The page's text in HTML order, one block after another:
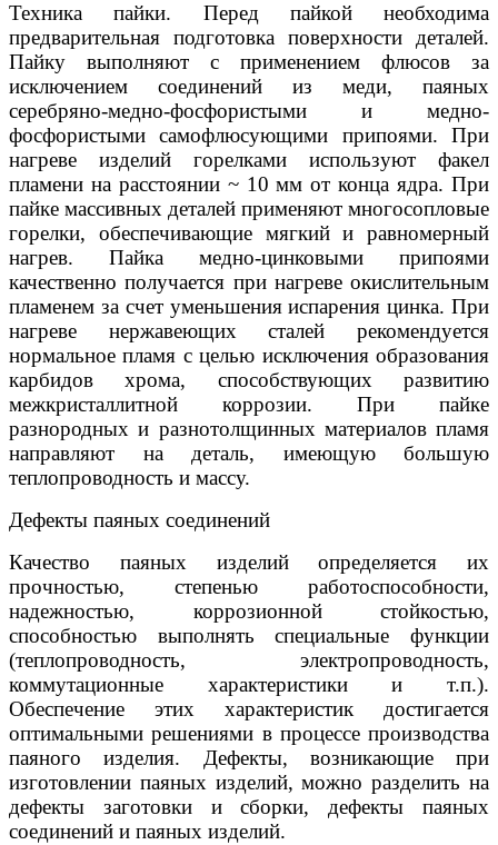
Техника пайки. Перед пайкой необходима
предварительная подготовка поверхности деталей.
Пайку выполняют с применением флюсов за
исключением соединений из меди, паяных
серебряно-медно-фосфористыми и медно-
фосфористыми самофлюсующими припоями. При
нагреве изделий горелками используют факел
пламени на расстоянии ~ 10 мм от конца ядра. При
пайке массивных деталей применяют многосопловые
горелки, обеспечивающие мягкий и равномерный
нагрев. Пайка медно-цинковыми припоями
качественно получается при нагреве окислительным
пламенем за счет уменьшения испарения цинка. При
нагреве нержавеющих сталей рекомендуется
нормальное пламя с целью исключения образования
карбидов хрома, способствующих развитию
межкристаллитной коррозии. При пайке
разнородных и разнотолщинных материалов пламя
направляют на деталь, имеющую большую
теплопроводность и массу.
Дефекты паяных соединений
Качество паяных изделий определяется их
прочностью, степенью работоспособности,
надежностью, коррозионной стойкостью,
способностью выполнять специальные функции
(теплопроводность, электропроводность,
коммутационные характеристики и т.п.).
Обеспечение этих характеристик достигается
оптимальными решениями в процессе производства
паяного изделия. Дефекты, возникающие при
изготовлении паяных изделий, можно разделить на
дефекты заготовки и сборки, дефекты паяных
соединений и паяных изделий.